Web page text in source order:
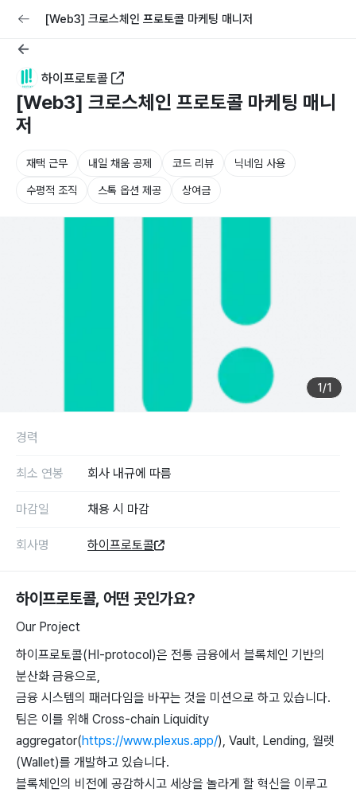
교육 커리어
[Web3] 크로스체인 프로토콜 마케팅 매니저
하이프로토콜
[Web3] 크로스체인 프로토콜 마케팅 매니
저
재택 근무 내일 채움 공제 코드 리뷰 닉네임 사용
수평적 조직 스톡 옵션 제공 상여금
1 /1
하이프로토콜, 어떤 곳인가요?
Our Project
하이프로토콜(HI-protocol)은 전통 금융에서 블록체인 기반의
분산화 금융으로,
금융 시스템의 패러다임을 바꾸는 것을 미션으로 하고 있습니다.
팀은 이를 위해 Cross-chain Liquidity
aggregator(https://www.plexus.app/), Vault, Lending, 월렛
(Wallet)를 개발하고 있습니다.
블록체인의 비전에 공감하시고 세상을 놀라게 할 혁신을 이루고
경력
최소 연봉 회사 내규에 따름
마감일 채용 시 마감
회사명 하이프로토콜